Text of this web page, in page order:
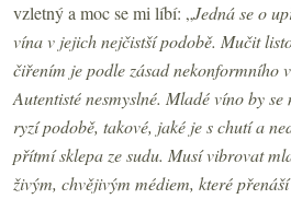
vzletný a moc se mi líbí: „Jedná se o
vína v jejich nejčistší podobě. Mučit
čiřením je podle zásad nekonformního
Autentisté nesmyslné. Mladé víno by se
ryzí podobě, takové, jaké je s chutí a
přítmí sklepa ze sudu. Musí vibrovat
živým, chvějivým médiem, které